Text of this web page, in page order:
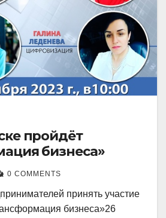
пройдёт
бизнеса»
0 COMMENTS
принять участие
бизнеса»26